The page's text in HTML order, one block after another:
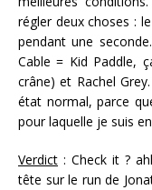
régler deux choses :
pendant une
Cable = Kid Paddle,
crâne) et Rachel
état normal, parce
pour laquelle je suis
Verdict : Check it ?
tête sur le run de